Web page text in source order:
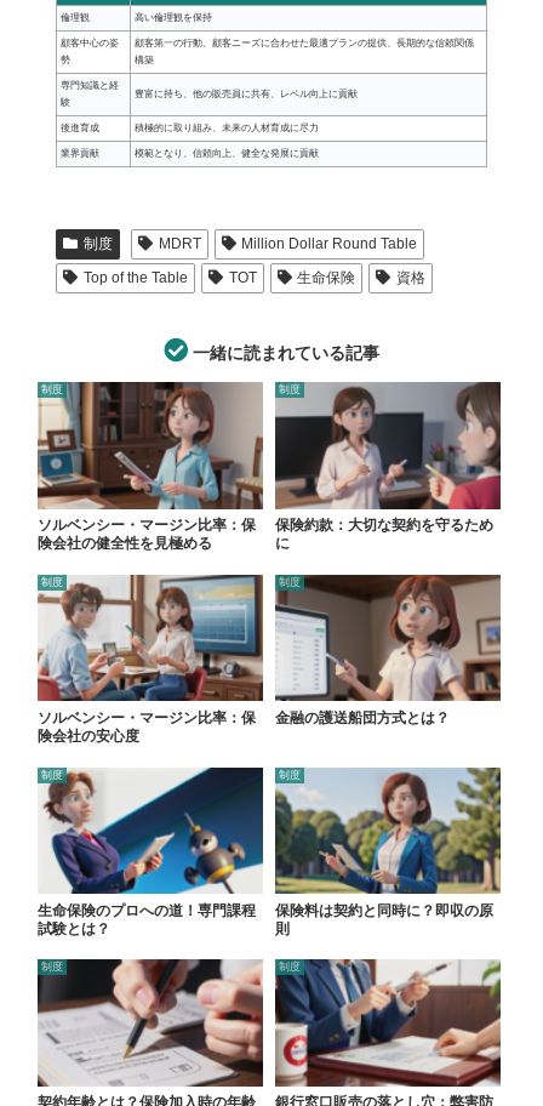
倫理観 高い倫理観を保持
顧客中心の姿
勢
顧客第一の行動、顧客ニーズに合わせた最適プランの提供、長期的な信頼関係
構築
専門知識と経
験
豊富に持ち、他の販売員に共有、レベル向上に貢献
後進育成 積極的に取り組み、未来の人材育成に尽力
業界貢献 模範となり、信頼向上、健全な発展に貢献
制度 MDRT
Million Dollar Round Table
Top of the Table
TOT 生命保険 資格
一緒に読まれている記事
制度
ソルベンシー・マージン比率：保
険会社の健全性を見極める
制度
保険約款：大切な契約を守るため
に
制度
ソルベンシー・マージン比率：保
険会社の安心度
制度
金融の護送船団方式とは？
制度
生命保険のプロへの道！専門課程
試験とは？
制度
保険料は契約と同時に？即収の原
則
制度 制度